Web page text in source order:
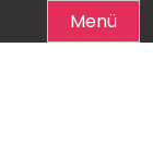
Menü